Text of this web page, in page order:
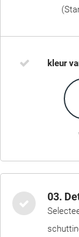
kleur
03.